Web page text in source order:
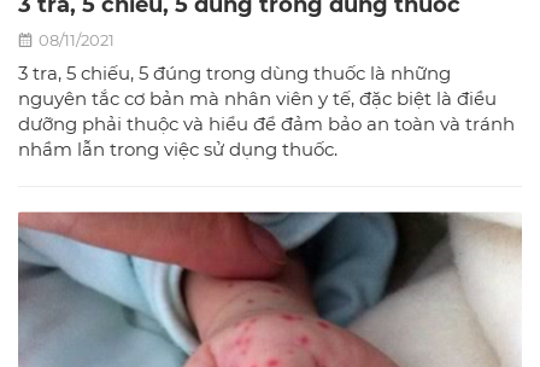
08/11/2021
3 tra, 5 chiếu, 5 đúng trong dùng thuốc là những
nguyên tắc cơ bản mà nhân viên y tế, đặc biệt là điều
dưỡng phải thuộc và hiểu để đảm bảo an toàn và tránh
nhầm lẫn trong việc sử dụng thuốc.